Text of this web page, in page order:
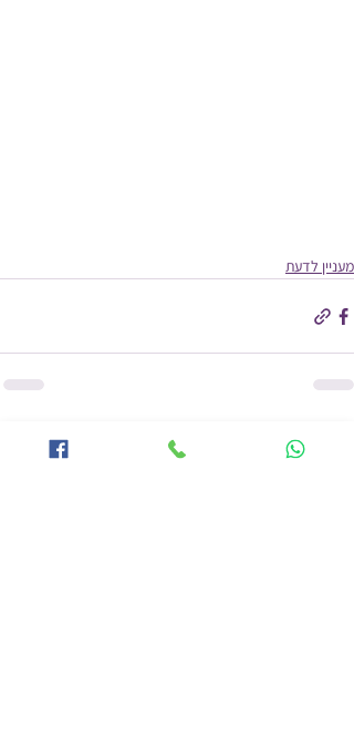
מעניין לדעת
פוסטים אחרונים הצג הכול